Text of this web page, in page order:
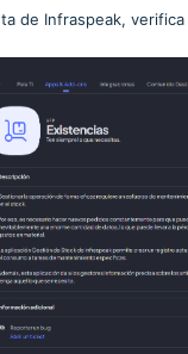
de Infraspeak, verifica